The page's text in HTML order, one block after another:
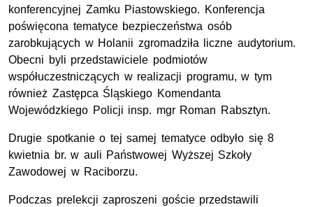
konferencyjnej Zamku Piastowskiego. Konferencja
poświęcona tematyce bezpieczeństwa osób
zarobkujących w Holanii zgromadziła liczne audytorium.
Obecni byli przedstawiciele podmiotów
współuczestniczących w realizacji programu, w tym
również Zastępca Śląskiego Komendanta
Wojewódzkiego Policji insp. mgr Roman Rabsztyn.
Drugie spotkanie o tej samej tematyce odbyło się 8
kwietnia br. w auli Państwowej Wyższej Szkoły
Zawodowej w Raciborzu.
Podczas prelekcji zaproszeni goście przedstawili